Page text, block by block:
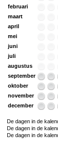
februari
maart
april
mei
juni
juli
augustus
september
oktober
november
december
De dagen in de
De dagen in de
De dagen in de